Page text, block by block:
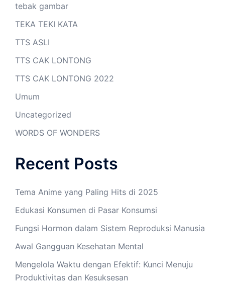
tebak gambar
TEKA TEKI KATA
TTS ASLI
TTS CAK LONTONG
TTS CAK LONTONG 2022
Umum
Uncategorized
WORDS OF WONDERS
Recent Posts
Tema Anime yang Paling Hits di 2025
Edukasi Konsumen di Pasar Konsumsi
Fungsi Hormon dalam Sistem Reproduksi Manusia
Awal Gangguan Kesehatan Mental
Mengelola Waktu dengan Efektif: Kunci Menuju
Produktivitas dan Kesuksesan